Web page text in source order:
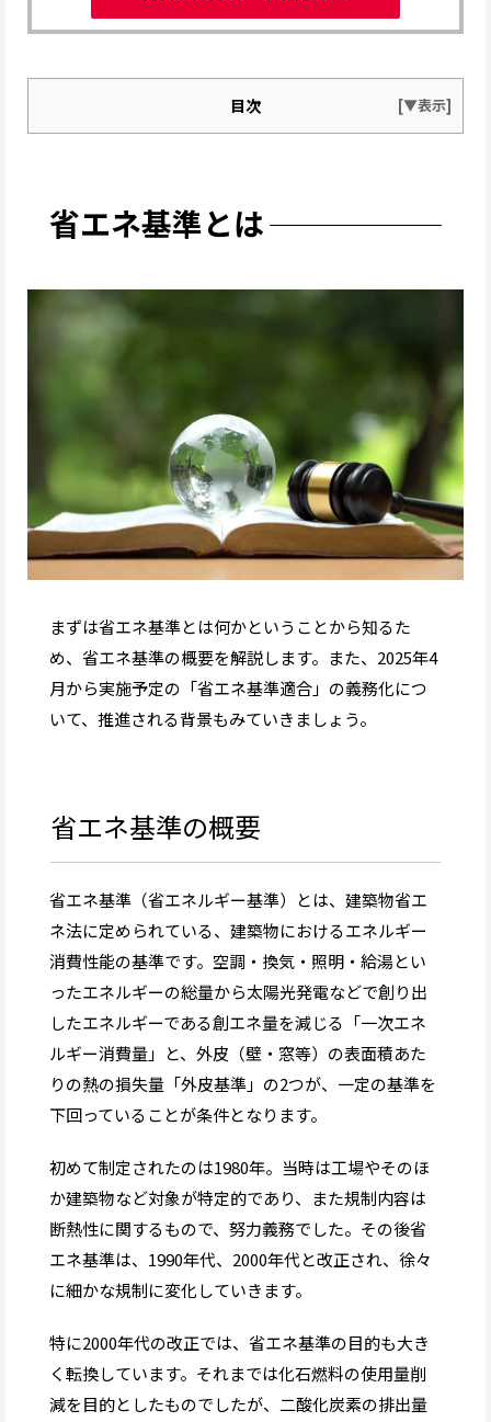
目次
省エネ基準とは
まずは省エネ基準とは何かということから知るた
め、省エネ基準の概要を解説します。また、2025年4
月から実施予定の「省エネ基準適合」の義務化につ
いて、推進される背景もみていきましょう。
省エネ基準の概要
省エネ基準（省エネルギー基準）とは、建築物省エ
ネ法に定められている、建築物におけるエネルギー
消費性能の基準です。空調・換気・照明・給湯とい
ったエネルギーの総量から太陽光発電などで創り出
したエネルギーである創エネ量を減じる「一次エネ
ルギー消費量」と、外皮（壁・窓等）の表面積あた
りの熱の損失量「外皮基準」の2つが、一定の基準を
下回っていることが条件となります。
初めて制定されたのは1980年。当時は工場やそのほ
か建築物など対象が特定的であり、また規制内容は
断熱性に関するもので、努力義務でした。その後省
エネ基準は、1990年代、2000年代と改正され、徐々
に細かな規制に変化していきます。
特に2000年代の改正では、省エネ基準の目的も大き
く転換しています。それまでは化石燃料の使用量削
減を目的としたものでしたが、二酸化炭素の排出量